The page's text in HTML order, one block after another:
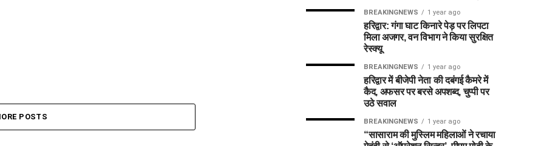
POSTS
BREAKINGNEWS 1 year ago
हरिद्वार: गंगा घाट किनारे पेड़ पर लिपटा
मिला अजगर, वन विभाग ने किया सुरक्षित
रेस्क्यू
BREAKINGNEWS 1 year ago
हरिद्वार में बीजेपी नेता की दबंगई कैमरे में
कैद, अफसर पर बरसे अपशब्द, चुप्पी पर
उठे सवाल
BREAKINGNEWS 1 year ago
“सासाराम की मुस्लिम महिलाओं ने रचाया